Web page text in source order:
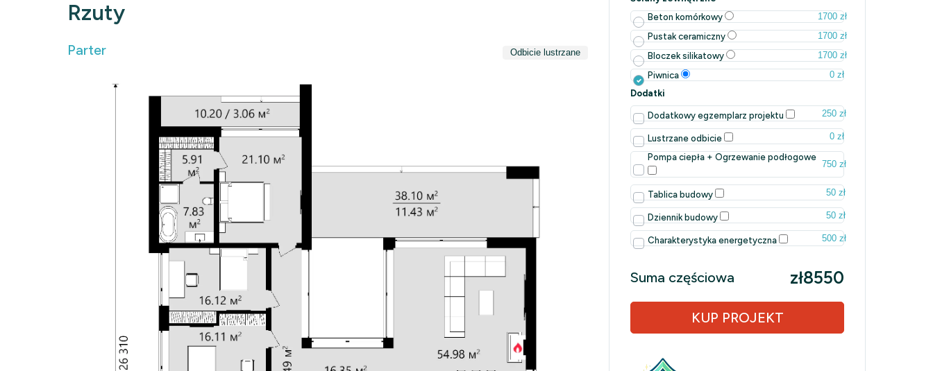
Rzuty
Parter Odbicie lustrzane
Beton komórkowy
1700 zł
Pustak ceramiczny
1700 zł
Bloczek silikatowy
1700 zł
Piwnica
0 zł
Dodatki
Dodatkowy egzemplarz projektu 250 zł
Lustrzane odbicie
0 zł
Pompa ciepła + Ogrzewanie podłogowe
750 zł
Tablica budowy 50 zł
Dziennik budowy 50 zł
Charakterystyka energetyczna 500 zł
Suma częściowa zł8550
KUP PROJEKT